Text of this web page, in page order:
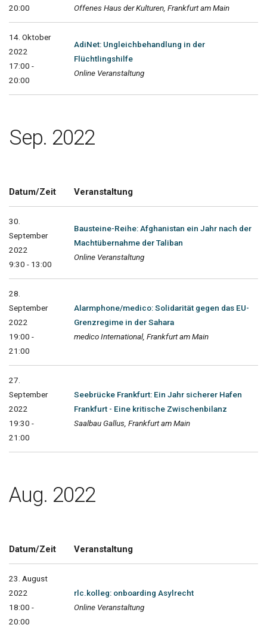
20:00
Offenes Haus der Kulturen, Frankfurt am Main
14. Oktober
2022
17:00 -
20:00
AdiNet: Ungleichbehandlung in der
Flüchtlingshilfe
Online Veranstaltung
Sep. 2022
Datum/Zeit Veranstaltung
30.
September
2022
9:30 - 13:00
Bausteine-Reihe: Afghanistan ein Jahr nach der
Machtübernahme der Taliban
Online Veranstaltung
28.
September
2022
19:00 -
21:00
Alarmphone/medico: Solidarität gegen das EU-
Grenzregime in der Sahara
medico International, Frankfurt am Main
27.
September
2022
19:30 -
21:00
Seebrücke Frankfurt: Ein Jahr sicherer Hafen
Frankfurt - Eine kritische Zwischenbilanz
Saalbau Gallus, Frankfurt am Main
Aug. 2022
Datum/Zeit Veranstaltung
23. August
2022
18:00 -
20:00
rlc.kolleg: onboarding Asylrecht
Online Veranstaltung